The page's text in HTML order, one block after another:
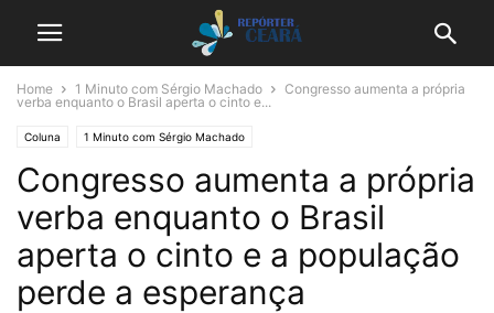
Home 1 Minuto com Sérgio Machado
Congresso aumenta a própria
verba enquanto o Brasil aperta o cinto e...
Coluna 1 Minuto com Sérgio Machado
Congresso aumenta a própria
verba enquanto o Brasil
aperta o cinto e a população
perde a esperança